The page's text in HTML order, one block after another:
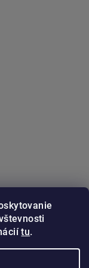
tu.